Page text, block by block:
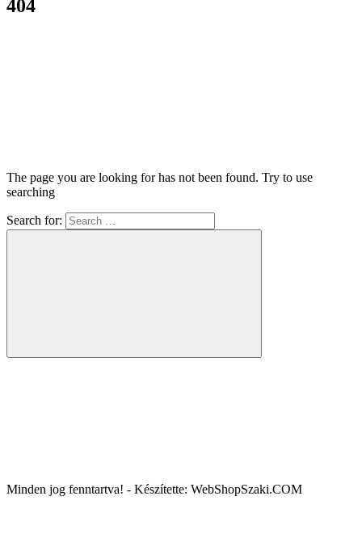
404
The page you are looking for has not been found. Try to use
searching
Search for:
Minden jog fenntartva! - Készítette: WebShopSzaki.COM